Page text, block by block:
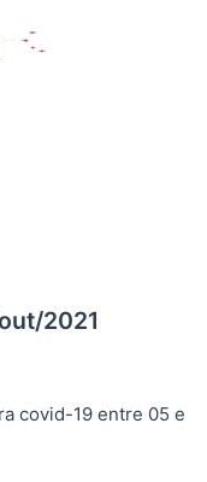
2021
covid-19 entre 05 e